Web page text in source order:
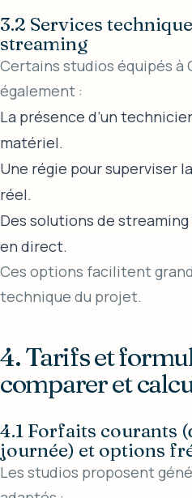
3.2 Services
streaming
Certains studios équipés à
également :
La présence d’un
matériel.
Une régie pour superviser
réel.
Des solutions de
en direct.
Ces options facilitent
technique du projet.
4. Tarifs et
comparer et
4.1 Forfaits courants
journée) et options
Les studios proposent